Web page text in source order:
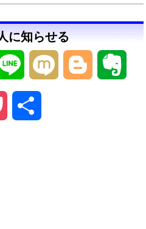
に知らせる
Line Mixi Blogger
Pocket